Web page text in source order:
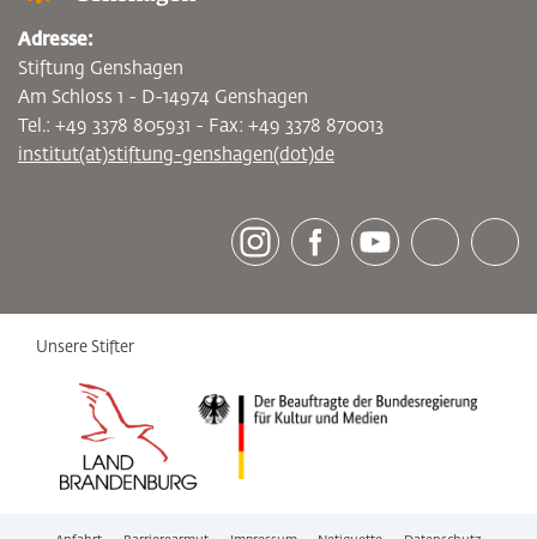
[socialLinksTitle]
Adresse:
Stiftung Genshagen
Am Schloss 1 - D-14974 Genshagen
Tel.: +49 3378 805931 - Fax: +49 3378 870013
institut(at)stiftung-genshagen(dot)de
Unsere Stifter